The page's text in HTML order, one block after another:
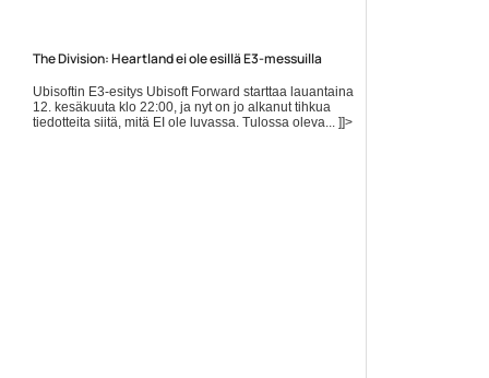
The Division: Heartland ei ole esillä E3-messuilla
Ubisoftin E3-esitys Ubisoft Forward starttaa lauantaina
12. kesäkuuta klo 22:00, ja nyt on jo alkanut tihkua
tiedotteita siitä, mitä EI ole luvassa. Tulossa oleva... ]]>